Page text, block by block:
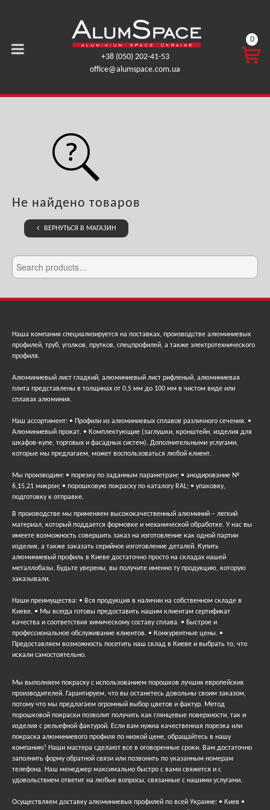
+38 (050) 202-41-53
office@alumspace.com.ua
КОРЗ
ГРН.
0
Не найдено товаров
ВЕРНУТЬСЯ В МАГАЗИН
Наша компания специализируется на поставках, производстве алюминиевых
профилей, труб, уголков, прутков, спецпрофилей, а также электротехнического
профиля.
Алюминиевый лист гладкий, алюминиевый лист рифленый, алюминиевая
плита представлены в толщинах от 0,5 мм до 100 мм в чистом виде или
сплавах алюминия.
Наш ассортимент: • Профили из алюминиевых сплавов различного сечения. •
Алюминиевый прокат. • Комплектующие (заглушки, кронштейн, изделия для
шкафов-купе, торговых и фасадных систем). Дополнительными услугами,
которые мы предлагаем, может воспользоваться любой клиент.
Мы производим: • порезку по заданным параметрам; • анодирование №
6,15,21 микрон; • порошковую покраску по каталогу RAL; • упаковку,
подготовку к отправке.
В производстве мы применяем высококачественный алюминий – легкий
материал, который поддается формовке и механической обработке. У нас вы
имеете возможность совершить заказ на изготовление как одной партии
изделия, а также заказать серийное изготовление деталей. Купить
алюминиевый профиль в Киеве достаточно просто на складах нашей
металлобазы. Будьте уверены, вы получите именно ту продукцию, которую
заказывали.
Наши преимущества: • Вся продукция в наличии на собственном складе в
Киеве. • Мы всегда готовы предоставить нашим клиентам сертификат
качества и соответствия химическому составу сплава. • Быстрое и
профессиональное обслуживание клиентов. • Конкурентные цены. •
Предоставляем возможность посетить наш склад в Киеве и выбрать то, что
искали самостоятельно.
Мы выполняем покраску с использованием порошков лучших европейских
производителей. Гарантируем, что вы останетесь довольны своим заказом,
потому что мы предлагаем огромный выбор цветов и фактур. Метод
порошковой покраски позволит получить как глянцевые поверхности, так и
изделия с рельефной фактурой. Если вам нужна качественная порезка или
покраска алюминиевого профиля по низкой цене, обращайтесь в нашу
компанию! Наши мастера сделают все в оговоренные сроки. Вам достаточно
заполнить форму обратной связи или позвонить по указанным номерам
телефона. Наш менеджер максимально быстро с вами свяжется и с
удовольствием ответит на любые вопросы, связанные с нашими услугами.
Осуществляем доставку алюминиевых профилей по всей Украине: • Киев •